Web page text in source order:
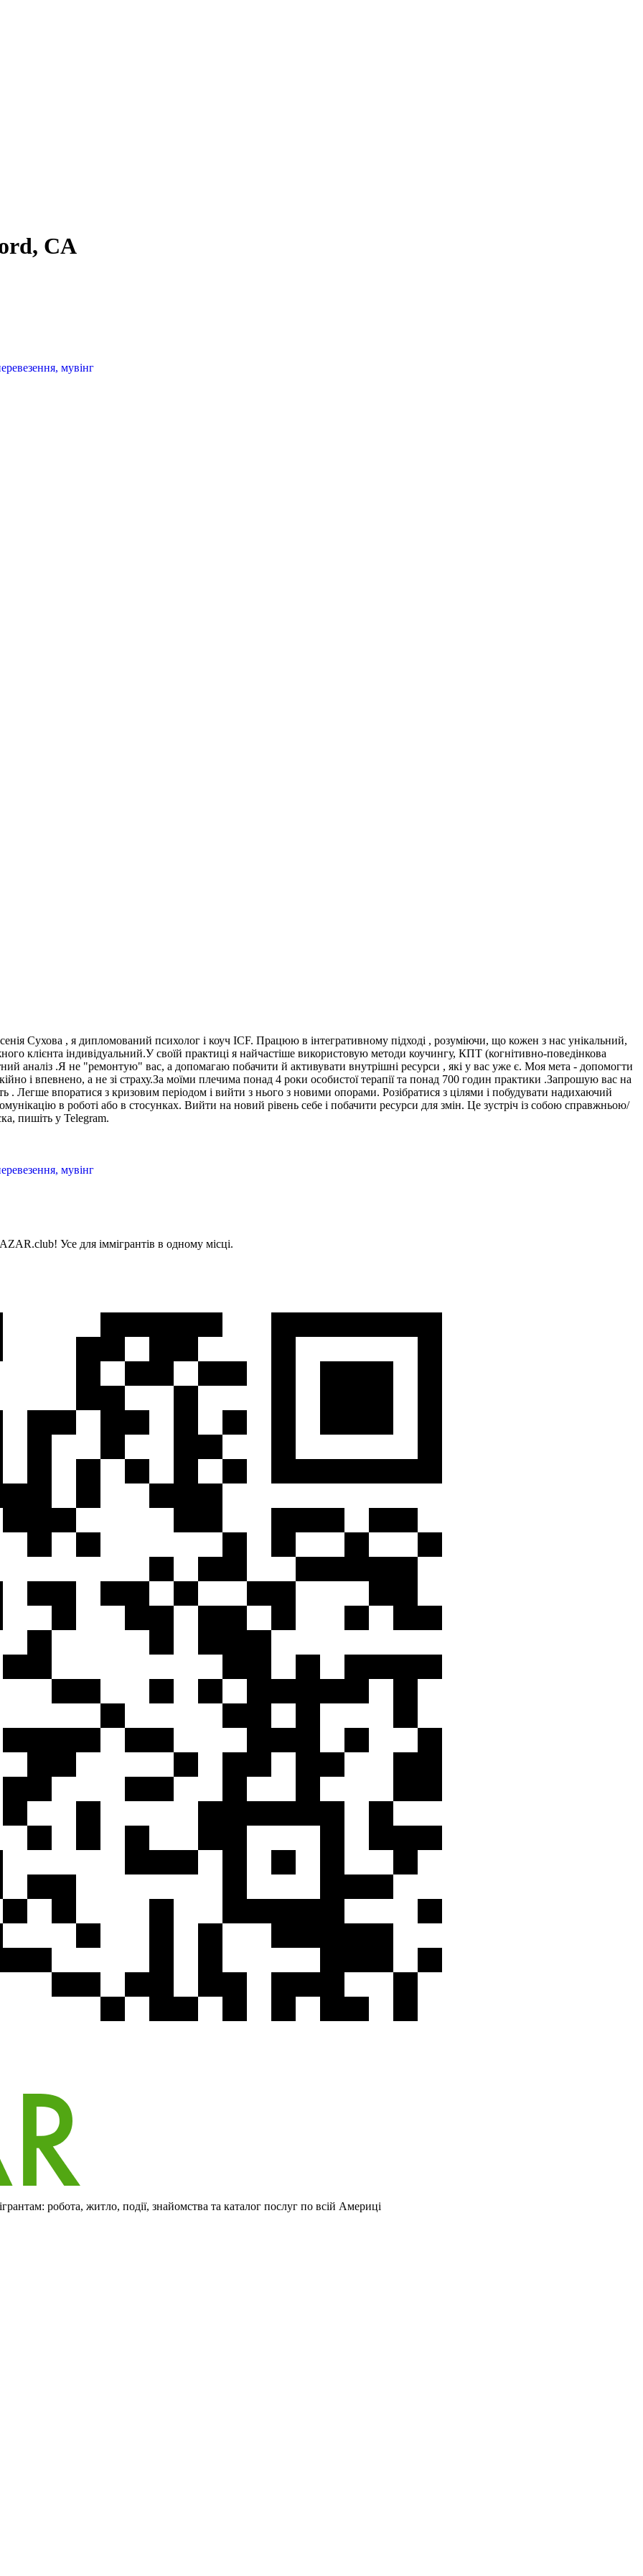
CA
мувінг
Сухова , я дипломований психолог і коуч ICF. Працюю в інтегративному підході , розуміючи, що кожен з нас унікальний,
клієнта індивідуальний.У своїй практиці я найчастіше використовую методи коучингу, КПТ (когнітивно-поведінкова
аналіз .Я не "ремонтую" вас, а допомагаю побачити й активувати внутрішні ресурси , які у вас уже є. Моя мета - допомогти
і впевнено, а не зі страху.За моїми плечима понад 4 роки особистої терапії та понад 700 годин практики .Запрошую вас на
. Легше впоратися з кризовим періодом і вийти з нього з новими опорами. Розібратися з цілями і побудувати надихаючий
в роботі або в стосунках. Вийти на новий рівень себе і побачити ресурси для змін. Це зустріч із собою справжньою/
пишіть у Telegram.
мувінг
Усе для іммігрантів в одному місці.
робота, житло, події, знайомства та каталог послуг по всій Америці